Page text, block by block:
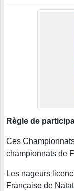
Règle de
Ces
championnats de
Les nageurs
Française de